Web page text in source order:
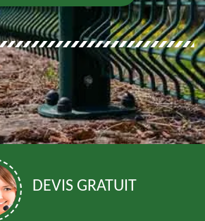
DEVIS GRATUIT